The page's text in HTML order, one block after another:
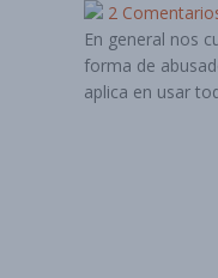
2
En general nos
forma de
aplica en usar